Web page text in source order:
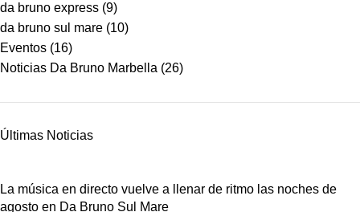
da bruno express (9)
da bruno sul mare (10)
Eventos (16)
Noticias Da Bruno Marbella (26)
Últimas Noticias
La música en directo vuelve a llenar de ritmo las noches de
agosto en Da Bruno Sul Mare